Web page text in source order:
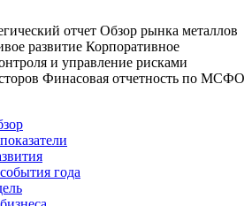
отчет Обзор рынка металлов
развитие Корпоративное
и управление рисками
Финасовая отчетность по МСФО
года